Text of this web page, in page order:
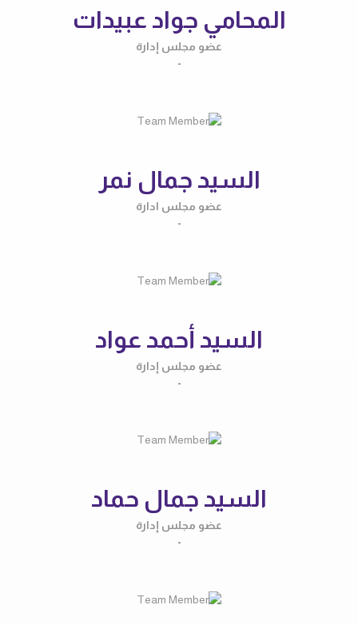
المحامي جواد عبيدات
عضو مجلس إدارة
-
السيد جمال نمر
عضو مجلس ادارة
-
السيد أحمد عواد
عضو مجلس إدارة
-
السيد جمال حماد
عضو مجلس إدارة
-